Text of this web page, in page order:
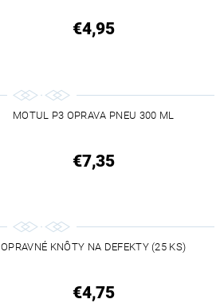
€4,95
MOTUL P3 OPRAVA PNEU 300 ML
€7,35
OPRAVNÉ KNÔTY NA DEFEKTY (25 KS)
€4,75